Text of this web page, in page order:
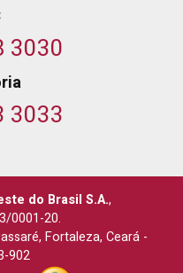
3030
3033
do Brasil S.A.,
0001-20.
Fortaleza, Ceará-
902